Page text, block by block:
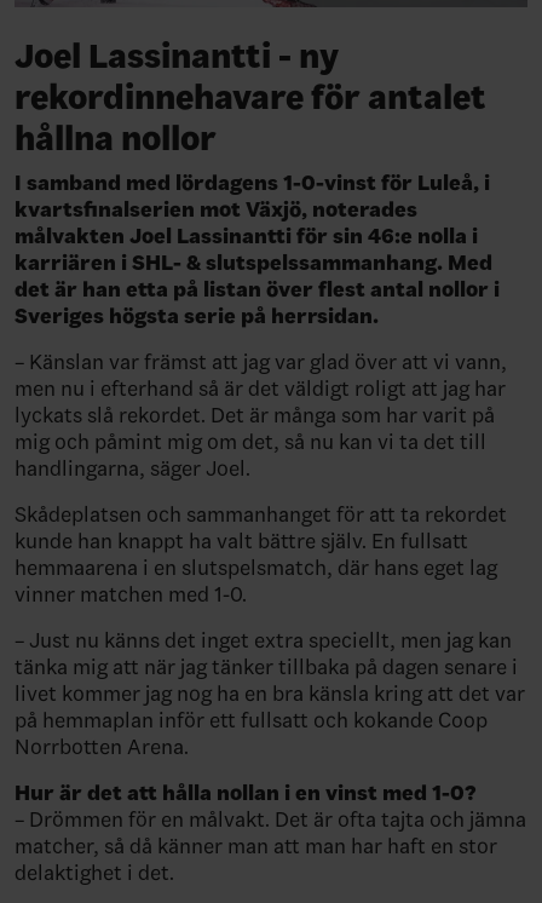
Joel Lassinantti - ny
rekordinnehavare för antalet
hållna nollor
I samband med lördagens 1-0-vinst för Luleå, i
kvartsfinalserien mot Växjö, noterades
målvakten Joel Lassinantti för sin 46:e nolla i
karriären i SHL- & slutspelssammanhang. Med
det är han etta på listan över flest antal nollor i
Sveriges högsta serie på herrsidan.
– Känslan var främst att jag var glad över att vi vann,
men nu i efterhand så är det väldigt roligt att jag har
lyckats slå rekordet. Det är många som har varit på
mig och påmint mig om det, så nu kan vi ta det till
handlingarna, säger Joel.
Skådeplatsen och sammanhanget för att ta rekordet
kunde han knappt ha valt bättre själv. En fullsatt
hemmaarena i en slutspelsmatch, där hans eget lag
vinner matchen med 1-0.
– Just nu känns det inget extra speciellt, men jag kan
tänka mig att när jag tänker tillbaka på dagen senare i
livet kommer jag nog ha en bra känsla kring att det var
på hemmaplan inför ett fullsatt och kokande Coop
Norrbotten Arena.
Hur är det att hålla nollan i en vinst med 1-0?
– Drömmen för en målvakt. Det är ofta tajta och jämna
matcher, så då känner man att man har haft en stor
delaktighet i det.